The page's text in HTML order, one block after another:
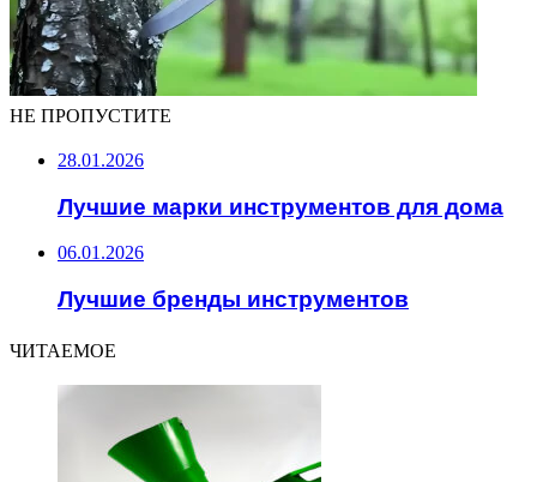
НЕ ПРОПУСТИТЕ
28.01.2026
Лучшие марки инструментов для дома
06.01.2026
Лучшие бренды инструментов
ЧИТАЕМОЕ